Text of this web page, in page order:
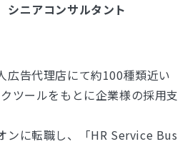
ニアコンサルタント
広告代理店にて約100種類近い
ツールをもとに企業様の採用支
ンに転職し、「HR Service Bus